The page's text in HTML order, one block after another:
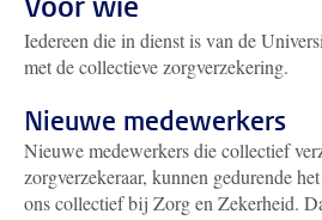
Iedereen die in dienst is van de
met de collectieve zorgverzekering.
Nieuwe medewerkers
Nieuwe medewerkers die collectief
zorgverzekeraar, kunnen gedurende
ons collectief bij Zorg en Zekerheid.